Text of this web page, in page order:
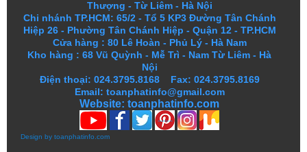
Thượng - Từ Liêm - Hà Nội
Chi nhánh TP.HCM: 65/2 - Tổ 5 KP3 Đường Tân Chánh
Hiệp 26 - Phường Tân Chánh Hiệp - Quận 12 - TP.HCM
Cửa hàng : 80 Lê Hoàn - Phủ Lý - Hà Nam
Kho hàng :68 Vũ Quỳnh - Mễ Trì - Nam Từ Liêm - Hà
Nội
Điện thoại: 024.3795.8168 Fax: 024.3795.8169
Email: toanphatinfo@gmail.com
Website: toanphatinfo.com
Design by toanphatinfo.com